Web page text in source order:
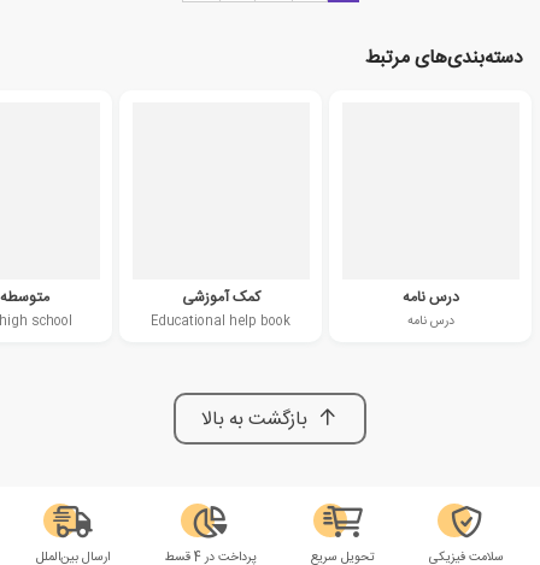
دسته‌بندی‌های مرتبط
درس نامه
درس نامه
کمک آموزشی
Educational help book
school
بازگشت به بالا
سلامت فیزیکی تحویل سریع پرداخت در 4 قسط ارسال بین‌الملل